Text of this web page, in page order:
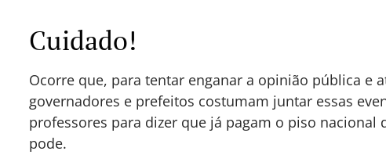
Cuidado!
Ocorre que, para tentar enganar a opinião pública e
governadores e prefeitos costumam juntar essas
professores para dizer que já pagam o piso nacional
pode.